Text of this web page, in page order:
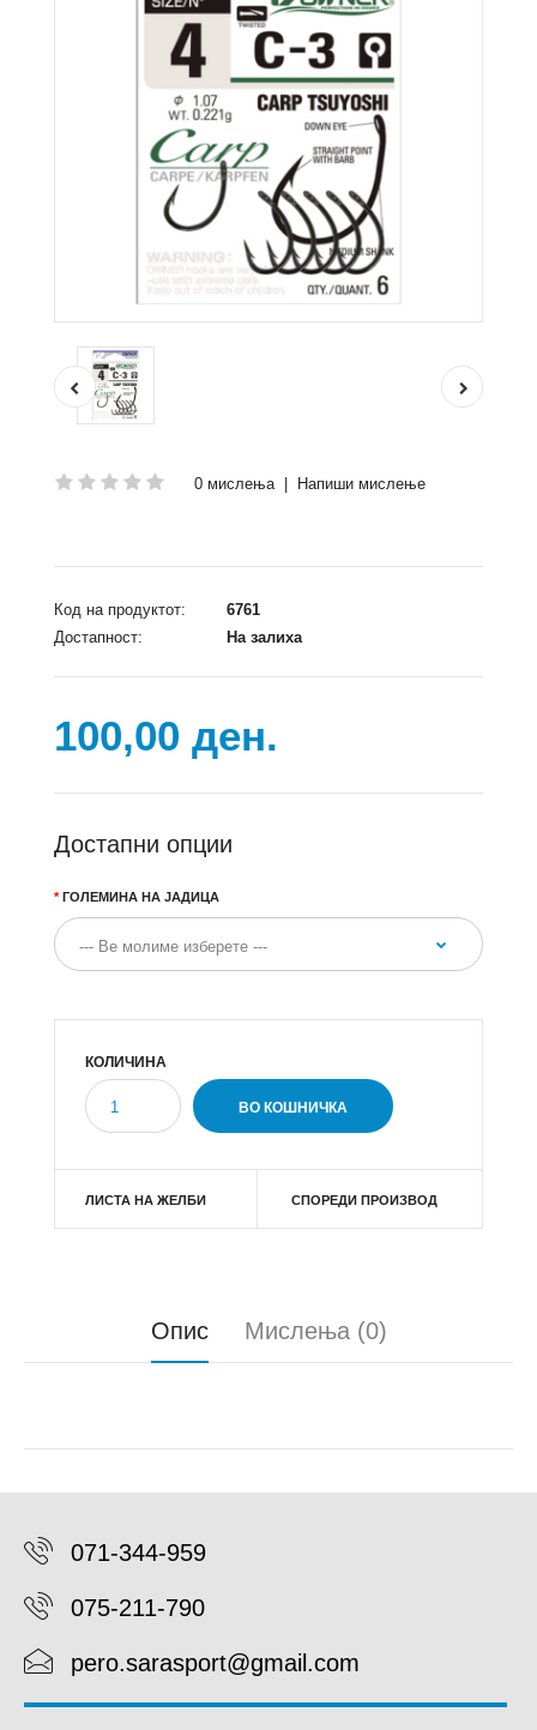
0 мислења| Напиши мислење
Код на продуктот:
6761
Достапност:
На залиха
100,00 ден.
Достапни опции
ГОЛЕМИНА НА ЈАДИЦА
КОЛИЧИНА
ЛИСТА НА ЖЕЛБИ СПОРЕДИ ПРОИЗВОД
Опис Мислења (0)
071-344-959
075-211-790
pero.sarasport@gmail.com